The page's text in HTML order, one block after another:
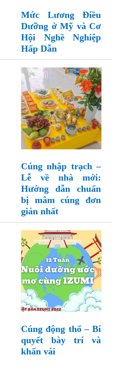
Mức Lương Điều
Dưỡng ở Mỹ và Cơ
Hội Nghề Nghiệp
Hấp Dẫn
Cúng nhập trạch –
Lễ về nhà mới:
Hướng dẫn chuẩn
bị mâm cúng đơn
giản nhất
Cúng động thổ – Bí
quyết bày trí và
khấn vái